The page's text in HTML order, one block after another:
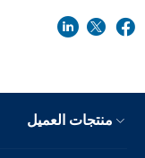
منتجات العميل